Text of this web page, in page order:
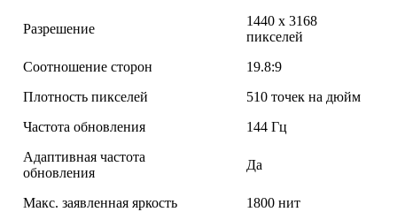
Разрешение
1440 x 3168
пикселей
Соотношение сторон
19.8:9
Плотность пикселей
510 точек на дюйм
Частота обновления
144 Гц
Адаптивная частота
обновления
Да
Макс. заявленная яркость
1800 нит